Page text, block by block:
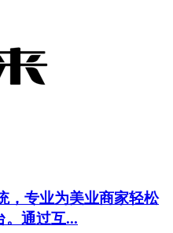
，专业为美业商家轻松
。通过互...